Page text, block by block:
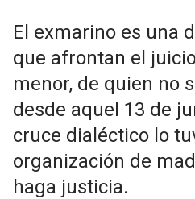
El exmarino es una
que afrontan el
menor, de quien no
desde aquel 13 de
cruce dialéctico lo
organización de
haga justicia.